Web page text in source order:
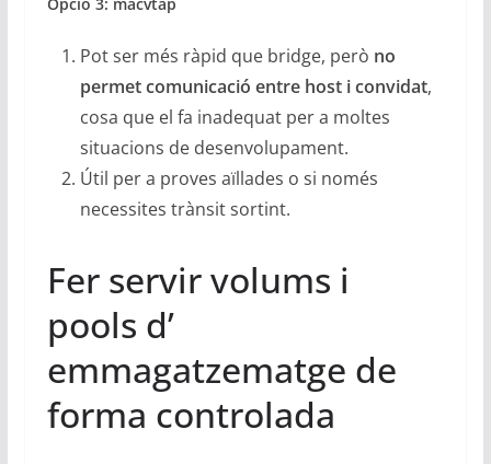
Pot ser més ràpid que bridge, però no
permet comunicació entre host i convidat,
cosa que el fa inadequat per a moltes
situacions de desenvolupament.
Útil per a proves aïllades o si només
necessites trànsit sortint.
Fer servir volums i
pools d’
emmagatzematge de
forma controlada